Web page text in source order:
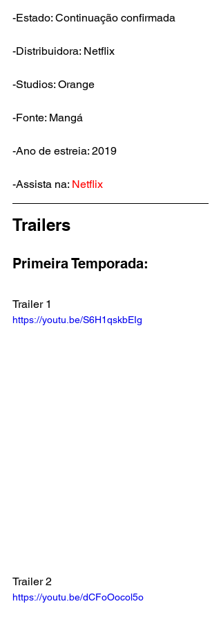
-Estado: Continuação confirmada
-Distribuidora: Netflix
-Studios: Orange
-Fonte: Mangá
-Ano de estreia: 2019
-Assista na: Netflix
Trailers
Primeira Temporada:
Trailer 1
https://youtu.be/S6H1qskbEIg
Trailer 2
https://youtu.be/dCFoOocol5o